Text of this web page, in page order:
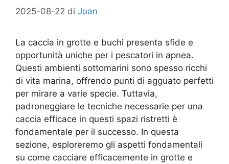
2025-08-22 di Joan
La caccia in grotte e buchi presenta sfide e
opportunità uniche per i pescatori in apnea.
Questi ambienti sottomarini sono spesso ricchi
di vita marina, offrendo punti di agguato perfetti
per mirare a varie specie. Tuttavia,
padroneggiare le tecniche necessarie per una
caccia efficace in questi spazi ristretti è
fondamentale per il successo. In questa
sezione, esploreremo gli aspetti fondamentali
su come cacciare efficacemente in grotte e